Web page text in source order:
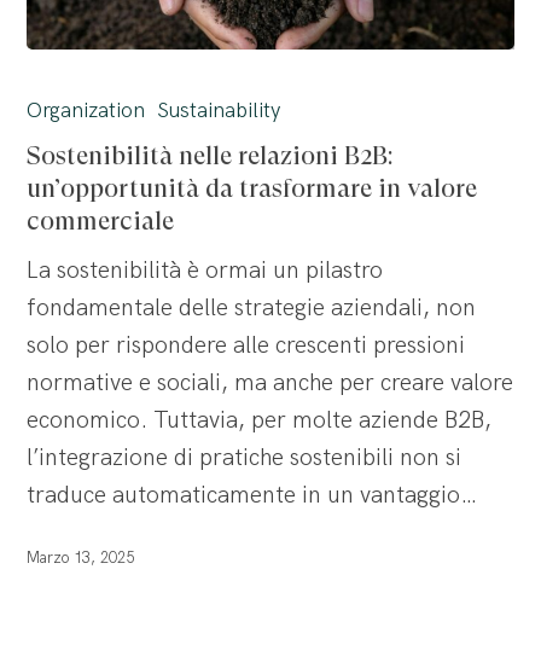
nelle
relazioni
B2B:
un’opportunità
da
trasformare
valore
commerciale
Organization Sustainability
Sostenibilità nelle relazioni B2B:
un’opportunità da trasformare in valore
commerciale
La sostenibilità è ormai un pilastro
fondamentale delle strategie aziendali, non
solo per rispondere alle crescenti pressioni
normative e sociali, ma anche per creare valore
economico. Tuttavia, per molte aziende B2B,
l’integrazione di pratiche sostenibili non si
traduce automaticamente in un vantaggio…
Marzo 13, 2025